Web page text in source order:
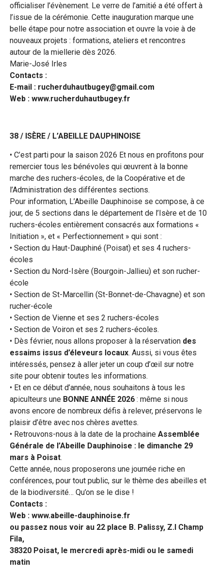
officialiser l’évènement. Le verre de l’amitié a été offert à
l’issue de la cérémonie. Cette inauguration marque une
belle étape pour notre association et ouvre la voie à de
nouveaux projets : formations, ateliers et rencontres
autour de la miellerie dès 2026.
Marie-José Irles
Contacts :
E-mail : rucherduhautbugey@gmail.com
Web : www.rucherduhautbugey.fr
38 / ISÈRE / L’ABEILLE DAUPHINOISE
• C’est parti pour la saison 2026 Et nous en profitons pour
remercier tous les bénévoles qui œuvrent à la bonne
marche des ruchers-écoles, de la Coopérative et de
l’Administration des différentes sections.
Pour information, L’Abeille Dauphinoise se compose, à ce
jour, de 5 sections dans le département de l’Isère et de 10
ruchers-écoles entièrement consacrés aux formations «
Initiation », et « Perfectionnement » qui sont :
• Section du Haut-Dauphiné (Poisat) et ses 4 ruchers-
écoles
• Section du Nord-Isère (Bourgoin-Jallieu) et son rucher-
école
• Section de St-Marcellin (St-Bonnet-de-Chavagne) et son
rucher-école
• Section de Vienne et ses 2 ruchers-écoles
• Section de Voiron et ses 2 ruchers-écoles.
• Dès février, nous allons proposer à la réservation des
essaims issus d’éleveurs locaux. Aussi, si vous êtes
intéressés, pensez à aller jeter un coup d’œil sur notre
site pour obtenir toutes les informations.
• Et en ce début d’année, nous souhaitons à tous les
apiculteurs une BONNE ANNÉE 2026 : même si nous
avons encore de nombreux défis à relever, préservons le
plaisir d’être avec nos chères avettes.
• Retrouvons-nous à la date de la prochaine Assemblée
Générale de l’Abeille Dauphinoise : le dimanche 29
mars à Poisat.
Cette année, nous proposerons une journée riche en
conférences, pour tout public, sur le thème des abeilles et
de la biodiversité… Qu’on se le dise !
Contacts :
Web : www.abeille-dauphinoise.fr
ou passez nous voir au 22 place B. Palissy, Z.I Champ
Fila,
38320 Poisat, le mercredi après-midi ou le samedi
matin